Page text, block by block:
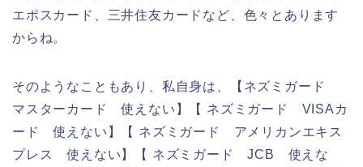
エポスカード、三井住友カードなど、色々とあります
からね。
そのようなこともあり、私自身は、【ネズミガード
マスターカード 使えない】【 ネズミガード VISAカ
ード 使えない】【 ネズミガード アメリカンエキス
プレス 使えない】【 ネズミガード JCB 使えな